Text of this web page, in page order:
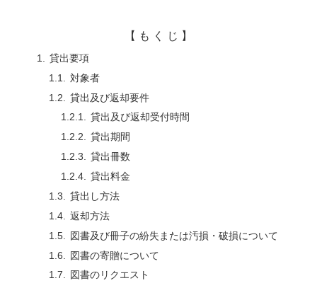
【 も く じ 】
貸出要項
対象者
貸出及び返却要件
貸出及び返却受付時間
貸出期間
貸出冊数
貸出料金
貸出し方法
返却方法
図書及び冊子の紛失または汚損・破損について
図書の寄贈について
図書のリクエスト